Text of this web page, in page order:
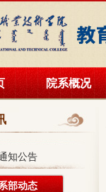
院系概况
知公告
部动态